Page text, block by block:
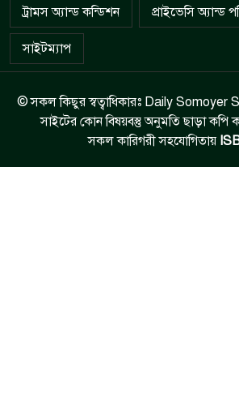
ট্রামস অ্যান্ড কন্ডিশন প্রাইভেসি অ্যান্ড
সাইটম্যাপ
© সকল কিছুর স্বত্বাধিকারঃ Daily
সাইটের কোন বিষয়বস্তু অনুমতি ছাড়া কপি
সকল কারিগরী সহযোগিতায়